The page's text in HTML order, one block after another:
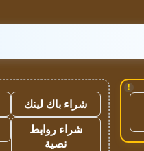
!
شراء باك لينك
شراء روابط
نصية